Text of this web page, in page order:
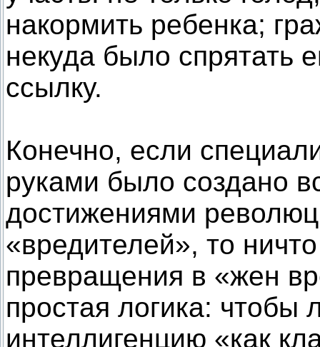
накормить ребенка;
некуда было спрятать
ссылку.
Конечно, если
руками было создано
достижениями
«вредителей», то
превращения в «жен
простая логика: чтобы
интеллигенцию «как